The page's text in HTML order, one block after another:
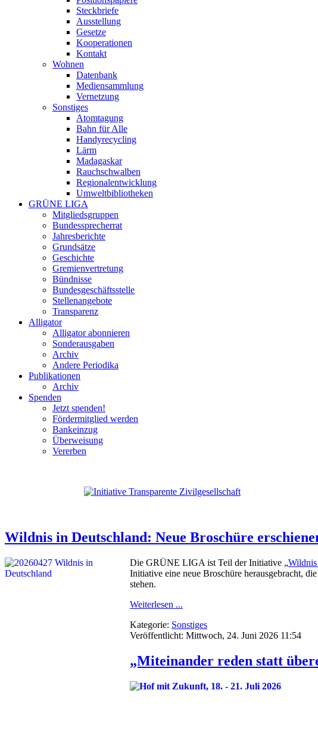
Steckbriefe
Ausstellung
Gesetze
Kooperationen
Kontakt
Wohnen
Datenbank
Mediensammlung
Vernetzung
Sonstiges
Atomtagung
Bahn für Alle
Handyrecycling
Lärm
Madagaskar
Rauchschwalben
Regionalentwicklung
Umweltbibliotheken
GRÜNE LIGA
Mitgliedsgruppen
Bundessprecherrat
Jahresberichte
Grundsätze
Geschichte
Gremienvertretung
Bündnisse
Bundesgeschäftsstelle
Stellenangebote
Transparenz
Alligator
Alligator abonnieren
Sonderausgaben
Archiv
Andere Periodika
Publikationen
Archiv
Spenden
Jetzt spenden!
Fördermitglied werden
Bankeinzug
Überweisung
Vererben
Wildnis in Deutschland: Neue Broschüre
Die GRÜNE LIGA ist Teil der Initiative „
Initiative eine neue Broschüre herausgebracht,
stehen.
Weiterlesen ...
Kategorie: Sonstiges
Veröffentlicht: Mittwoch, 24. Juni 2026 11:54
„Miteinander reden statt